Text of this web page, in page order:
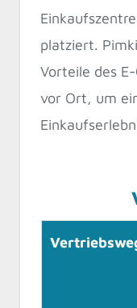
platziert.
Vorteile des
vor Ort, um